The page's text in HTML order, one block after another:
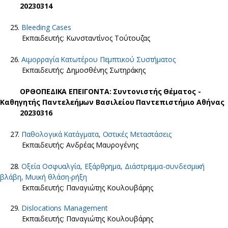
20230314
25. Bleeding Cases
Εκπαιδευτής: Κωνσταντίνος Τούτουζας
26.Αιμορραγία Κατωτέρου Πεμπτικού Συστήματος
Εκπαιδευτής: Δημοσθένης Σωτηράκης
ΟΡΘΟΠΕΔΙΚΑ ΕΠΕΙΓΟΝΤΑ: Συντονιστής Θέματος -
Καθηγητής Παντελεήμων Βασιλείου Παντεπιστήμιο Αθήνας
20230316
27. Παθολογικά Κατάγματα, Οστικές Μεταστάσεις
Εκπαιδευτής: Ανδρέας Μαυρογένης
28.Οξεία Οσφυαλγία, Εξάρθρημα, Διάστρεμμα-συνδεσμική
βλάβη, Μυική θλάση-ρήξη
Εκπαιδευτής: Παναγιώτης Κουλουβάρης
29. Dislocations Management
Εκπαιδευτής: Παναγιώτης Κουλουβάρης